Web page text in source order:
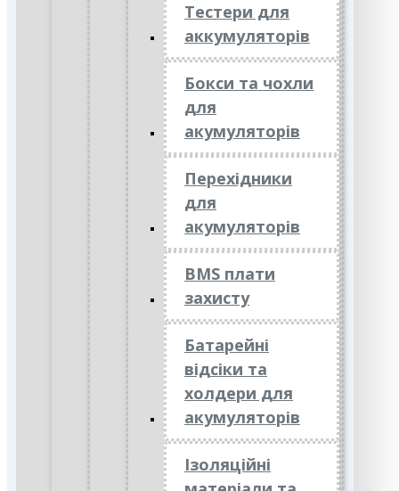
Тестери для
аккумуляторів
Бокси та чохли
для
акумуляторів
Перехідники
для
акумуляторів
BMS плати
захисту
Батарейні
відсіки та
холдери для
акумуляторів
Ізоляційні